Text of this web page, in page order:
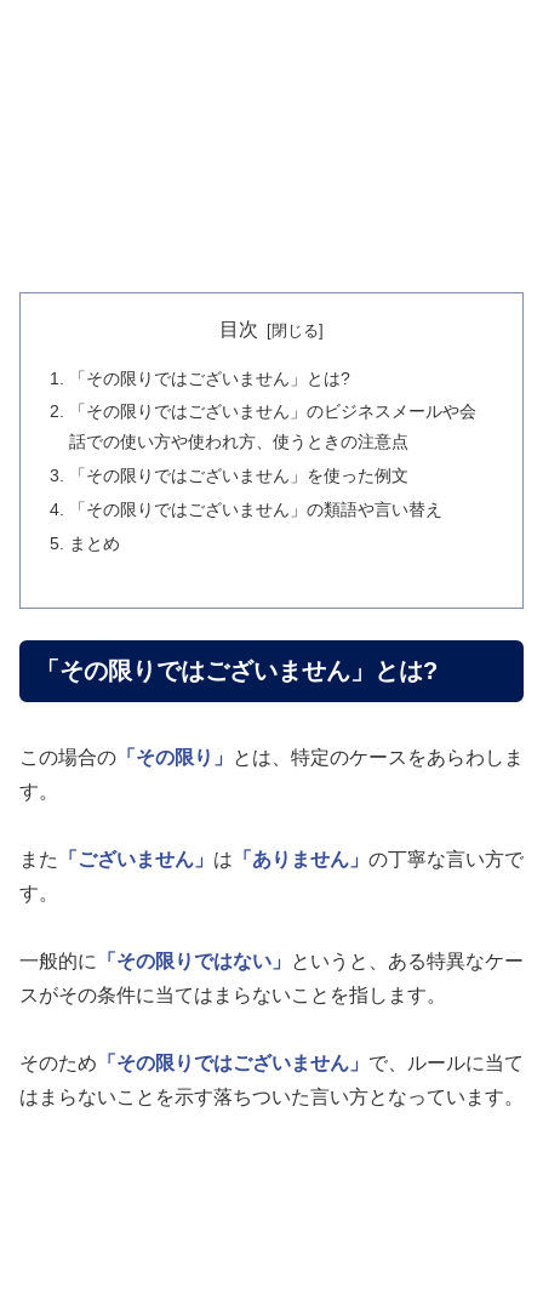
目次
「その限りではございません」とは?
「その限りではございません」のビジネスメールや会
話での使い方や使われ方、使うときの注意点
「その限りではございません」を使った例文
「その限りではございません」の類語や言い替え
まとめ
「その限りではございません」とは?
この場合の 「その限り」
とは、特定のケースをあらわしま
す。
また 「ございません」 は 「ありません」 の丁寧な言い方で
す。
一般的に 「その限りではない」
というと、ある特異なケー
スがその条件に当てはまらないことを指します。
そのため 「その限りではございません」 で、ルールに当て
はまらないことを示す落ちついた言い方となっています。